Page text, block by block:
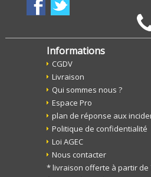
Informations
CGDV
Livraison
Qui sommes nous ?
Espace Pro
plan de réponse aux
Politique de confidentialité
Loi AGEC
Nous contacter
* livraison offerte à partir de